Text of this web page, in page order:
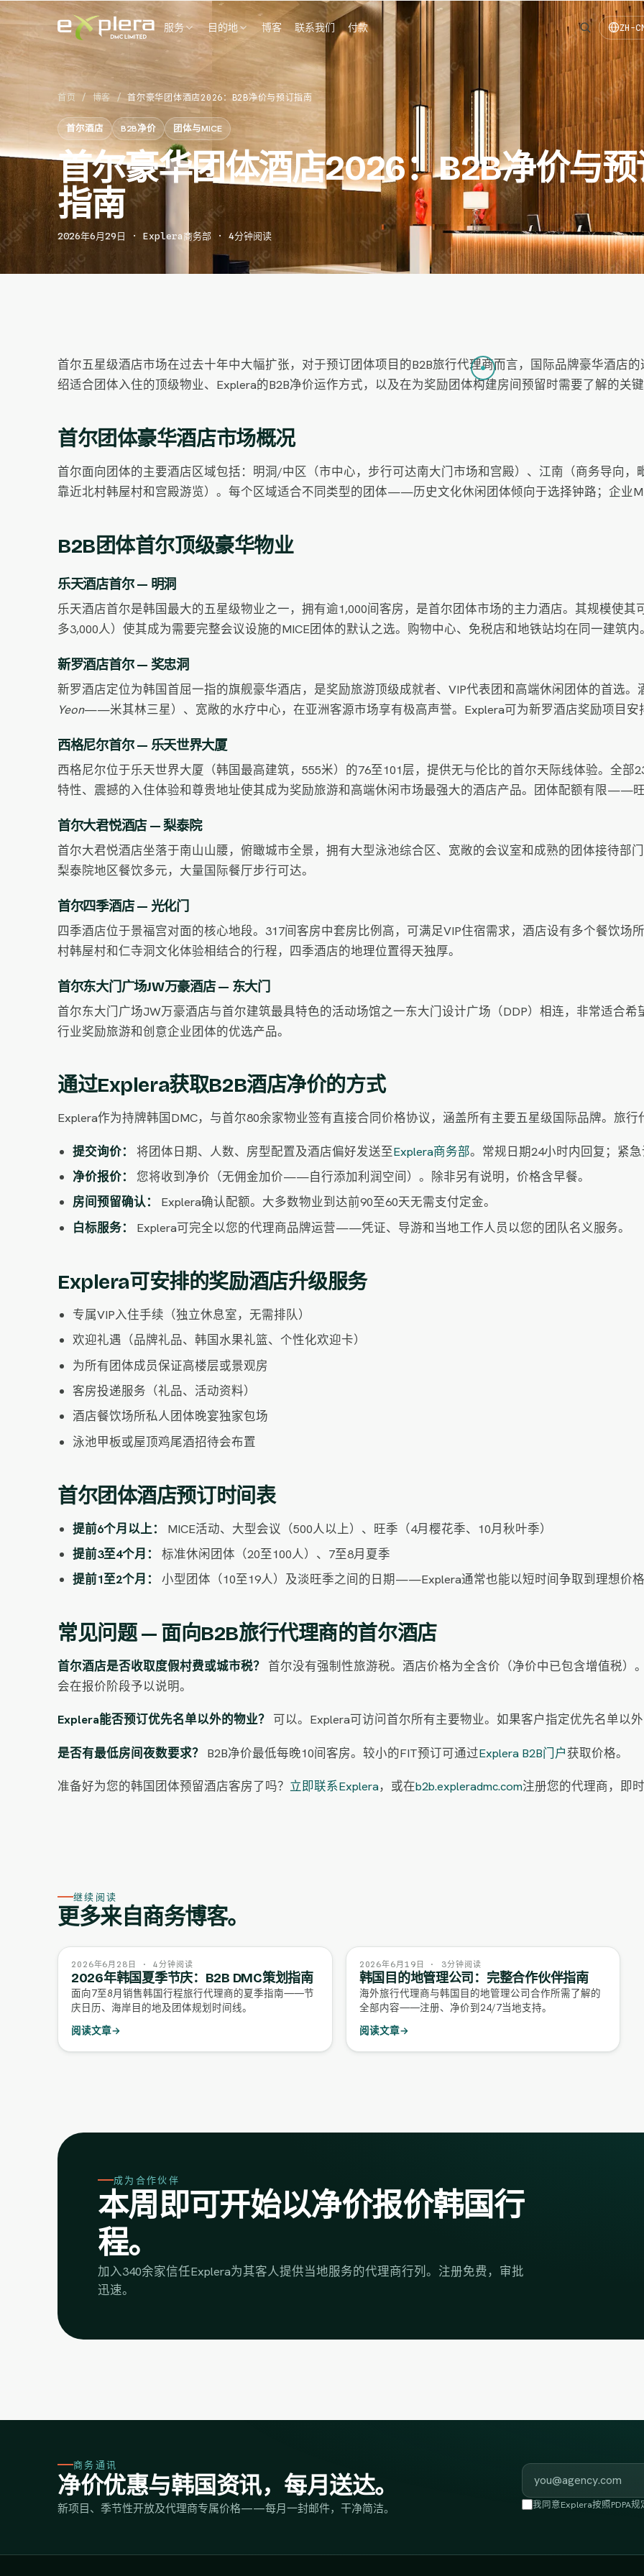
服务 目的地 博客 联系我们 付款 ZH-
首页 / 博客 / 首尔豪华团体酒店2026：B2B净价与预订指南
首尔酒店 B2B净价 团体与MICE
首尔豪华团体酒店2026：B2B净价与预
指南
2026年6月29日 · Explera商务部 · 4分钟阅读
首尔五星级酒店市场在过去十年中大幅扩张，对于预订团体项目的B2B旅行代理商而言，国际品牌豪华酒店
绍适合团体入住的顶级物业、Explera的B2B净价运作方式，以及在为奖励团体构建房间预留时需要了解的关
首尔团体豪华酒店市场概况
首尔面向团体的主要酒店区域包括：明洞/中区（市中心，步行可达南大门市场和宫殿）、江南（商务导向
靠近北村韩屋村和宫殿游览）。每个区域适合不同类型的团体——历史文化休闲团体倾向于选择钟路；企业
B2B团体首尔顶级豪华物业
乐天酒店首尔 — 明洞
乐天酒店首尔是韩国最大的五星级物业之一，拥有逾1,000间客房，是首尔团体市场的主力酒店。其规模使
多3,000人）使其成为需要完整会议设施的MICE团体的默认之选。购物中心、免税店和地铁站均在同一建筑
新罗酒店首尔 — 奖忠洞
新罗酒店定位为韩国首屈一指的旗舰豪华酒店，是奖励旅游顶级成就者、VIP代表团和高端休闲团体的首选
Yeon——米其林三星）、宽敞的水疗中心，在亚洲客源市场享有极高声誉。Explera可为新罗酒店奖励项目安
西格尼尔首尔 — 乐天世界大厦
西格尼尔位于乐天世界大厦（韩国最高建筑，555米）的76至101层，提供无与伦比的首尔天际线体验。全
特性、震撼的入住体验和尊贵地址使其成为奖励旅游和高端休闲市场最强大的酒店产品。团体配额有限——
首尔大君悦酒店 — 梨泰院
首尔大君悦酒店坐落于南山山腰，俯瞰城市全景，拥有大型泳池综合区、宽敞的会议室和成熟的团体接待部
梨泰院地区餐饮多元，大量国际餐厅步行可达。
首尔四季酒店 — 光化门
四季酒店位于景福宫对面的核心地段。317间客房中套房比例高，可满足VIP住宿需求，酒店设有多个餐饮场
村韩屋村和仁寺洞文化体验相结合的行程，四季酒店的地理位置得天独厚。
首尔东大门广场JW万豪酒店 — 东大门
首尔东大门广场JW万豪酒店与首尔建筑最具特色的活动场馆之一东大门设计广场（DDP）相连，非常适合
行业奖励旅游和创意企业团体的优选产品。
通过Explera获取B2B酒店净价的方式
Explera作为持牌韩国DMC，与首尔80余家物业签有直接合同价格协议，涵盖所有主要五星级国际品牌。旅行
提交询价： 将团体日期、人数、房型配置及酒店偏好发送至Explera商务部。常规日期24小时内回复；紧
净价报价：
您将收到净价（无佣金加价——自行添加利润空间）。除非另有说明，价格含早餐。
房间预留确认：
Explera确认配额。大多数物业到达前90至60天无需支付定金。
白标服务：
Explera可完全以您的代理商品牌运营——凭证、导游和当地工作人员以您的团队名义服务。
Explera可安排的奖励酒店升级服务
专属VIP入住手续（独立休息室，无需排队）
欢迎礼遇（品牌礼品、韩国水果礼篮、个性化欢迎卡）
为所有团体成员保证高楼层或景观房
客房投递服务（礼品、活动资料）
酒店餐饮场所私人团体晚宴独家包场
泳池甲板或屋顶鸡尾酒招待会布置
首尔团体酒店预订时间表
提前6个月以上：
MICE活动、大型会议（500人以上）、旺季（4月樱花季、10月秋叶季）
提前3至4个月：
标准休闲团体（20至100人）、7至8月夏季
提前1至2个月：
小型团体（10至19人）及淡旺季之间的日期——Explera通常也能以短时间争取到理想价
常见问题 — 面向B2B旅行代理商的首尔酒店
首尔酒店是否收取度假村费或城市税？ 首尔没有强制性旅游税。酒店价格为全含价（净价中已包含增值税
会在报价阶段予以说明。
Explera能否预订优先名单以外的物业？ 可以。Explera可访问首尔所有主要物业。如果客户指定优先名单以
是否有最低房间夜数要求？ B2B净价最低每晚10间客房。较小的FIT预订可通过Explera B2B门户获取价格。
准备好为您的韩国团体预留酒店客房了吗？ 立即联系Explera，或在b2b.expleradmc.com注册您的代理商，即
继续阅读
更多来自商务博客。
2026年6月28日 · 4分钟阅读
2026年韩国夏季节庆：B2B DMC策划指南
面向7至8月销售韩国行程旅行代理商的夏季指南——节
庆日历、海岸目的地及团体规划时间线。
阅读文章→
2026年6月19日 · 3分钟阅读
韩国目的地管理公司：完整合作伙伴指南
海外旅行代理商与韩国目的地管理公司合作所需了解的
全部内容——注册、净价到24/7当地支持。
阅读文章→
成为合作伙伴
本周即可开始以净价报价韩国行
程。
加入340余家信任Explera为其客人提供当地服务的代理商行列。注册免费，审批
迅速。
商务通讯
净价优惠与韩国资讯，每月送达。
新项目、季节性开放及代理商专属价格——每月一封邮件，干净简洁。
工作邮箱
我同意Explera按照PDPA